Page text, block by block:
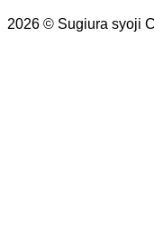
2026 © Sugiura syoji